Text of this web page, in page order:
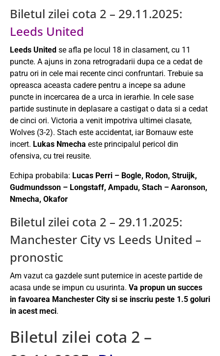
Biletul zilei cota 2 – 29.11.2025:
Leeds United
Leeds United se afla pe locul 18 in clasament, cu 11
puncte. A ajuns in zona retrogradarii dupa ce a cedat de
patru ori in cele mai recente cinci confruntari. Trebuie sa
opreasca aceasta cadere pentru a incepe sa adune
puncte in incercarea de a urca in ierarhie. In cele sase
partide sustinute in deplasare a castigat o data si a cedat
de cinci ori. Victoria a venit impotriva ultimei clasate,
Wolves (3-2). Stach este accidentat, iar Bornauw este
incert. Lukas Nmecha este principalul pericol din
ofensiva, cu trei reusite.
Echipa probabila: Lucas Perri – Bogle, Rodon, Struijk,
Gudmundsson – Longstaff, Ampadu, Stach – Aaronson,
Nmecha, Okafor
Biletul zilei cota 2 – 29.11.2025:
Manchester City vs Leeds United –
pronostic
Am vazut ca gazdele sunt puternice in aceste partide de
acasa unde se impun cu usurinta. Va propun un succes
in favoarea Manchester City si se inscriu peste 1.5 goluri
in acest meci.
Biletul zilei cota 2 –